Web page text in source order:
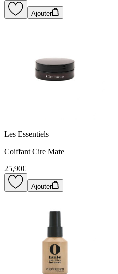
Ajouter
Les Essentiels
Coiffant Cire Mate
25,90€
Ajouter